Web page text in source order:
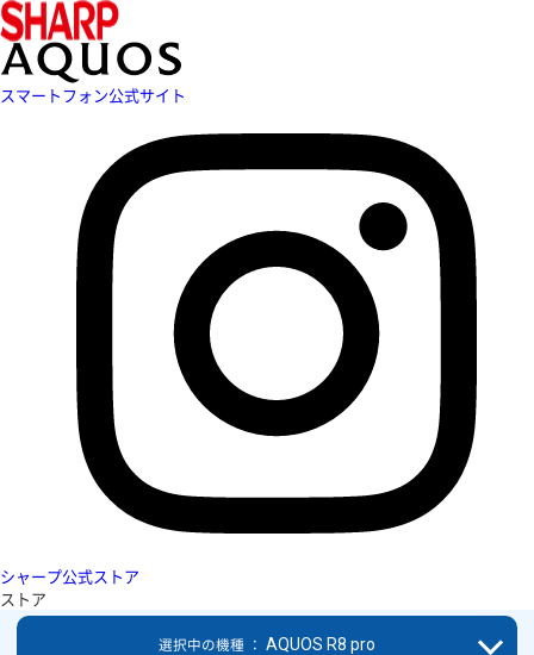
スマートフォン公式サイト
シャープ公式ストア
ストア
選択中の機種 ： AQUOS R8 pro